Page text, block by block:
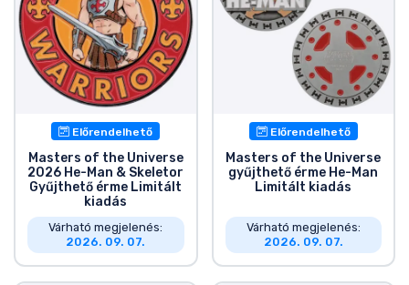
Előrendelhető
Masters of the Universe
2026 He-Man & Skeletor
Gyűjthető érme Limitált
kiadás
Várható megjelenés:
2026. 09. 07.
Előrendelhető
Masters of the Universe
gyűjthető érme He-Man
Limitált kiadás
Várható megjelenés:
2026. 09. 07.
Sorozatos cuccok
Filmes cuccok
Mesés cuccok
Animés cuccok
Gamer cuccok
Sportos cuccok